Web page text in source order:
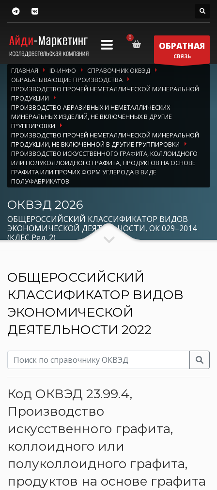
ОБРАТНАЯ
СВЯЗЬ
ГЛАВНАЯ ID-ИНФО
СПРАВОЧНИК ОКВЭД
ОБРАБАТЫВАЮЩИЕ ПРОИЗВОДСТВА
ПРОИЗВОДСТВО ПРОЧЕЙ НЕМЕТАЛЛИЧЕСКОЙ МИНЕРАЛЬНОЙ
ПРОДУКЦИИ
ПРОИЗВОДСТВО АБРАЗИВНЫХ И НЕМЕТАЛЛИЧЕСКИХ
МИНЕРАЛЬНЫХ ИЗДЕЛИЙ, НЕ ВКЛЮЧЕННЫХ В ДРУГИЕ
ГРУППИРОВКИ
ПРОИЗВОДСТВО ПРОЧЕЙ НЕМЕТАЛЛИЧЕСКОЙ МИНЕРАЛЬНОЙ
ПРОДУКЦИИ, НЕ ВКЛЮЧЕННОЙ В ДРУГИЕ ГРУППИРОВКИ
ПРОИЗВОДСТВО ИСКУССТВЕННОГО ГРАФИТА, КОЛЛОИДНОГО
ИЛИ ПОЛУКОЛЛОИДНОГО ГРАФИТА, ПРОДУКТОВ НА ОСНОВЕ
ГРАФИТА ИЛИ ПРОЧИХ ФОРМ УГЛЕРОДА В ВИДЕ
ПОЛУФАБРИКАТОВ
ОКВЭД 2026
ОБЩЕРОССИЙСКИЙ КЛАССИФИКАТОР ВИДОВ
ЭКОНОМИЧЕСКОЙ ДЕЯТЕЛЬНОСТИ, ОК 029–2014
(КДЕС Ред. 2)
ОБЩЕРОССИЙСКИЙ
КЛАССИФИКАТОР ВИДОВ
ЭКОНОМИЧЕСКОЙ
ДЕЯТЕЛЬНОСТИ 2022
Код ОКВЭД 23.99.4,
Производство
искусственного графита,
коллоидного или
полуколлоидного графита,
продуктов на основе графита